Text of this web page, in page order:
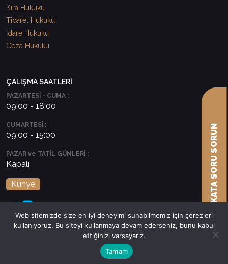
Kira Hukuku
Ticaret Hukuku
İdare Hukuku
Ceza Hukuku
ÇALIŞMA SAATLERİ
PAZARTESİ - CUMA :
09:00 - 18:00
CUMARTESİ :
09:00 - 15:00
PAZAR ve TATİL GÜNLERİ :
Kapalı
Künye
Web sitemizde size en iyi deneyimi sunabilmemiz için çerezleri
kullanıyoruz. Bu siteyi kullanmaya devam ederseniz, bunu kabul
ettiğinizi varsayarız.
Tamam
AVUKATA SORU SORUN